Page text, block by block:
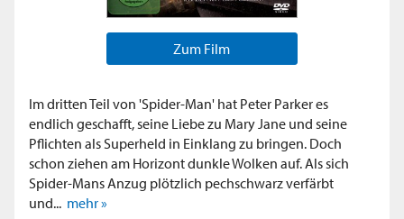
Zum Film
Im dritten Teil von 'Spider-Man' hat Peter Parker es
endlich geschafft, seine Liebe zu Mary Jane und seine
Pflichten als Superheld in Einklang zu bringen. Doch
schon ziehen am Horizont dunkle Wolken auf. Als sich
Spider-Mans Anzug plötzlich pechschwarz verfärbt
und... mehr »